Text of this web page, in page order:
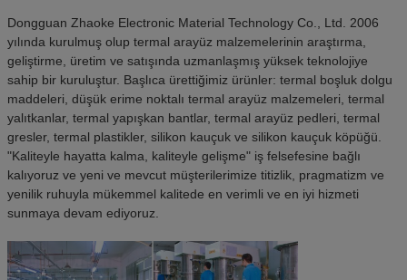
Dongguan Zhaoke Electronic Material Technology Co., Ltd. 2006
yılında kurulmuş olup termal arayüz malzemelerinin araştırma,
geliştirme, üretim ve satışında uzmanlaşmış yüksek teknolojiye
sahip bir kuruluştur. Başlıca ürettiğimiz ürünler: termal boşluk dolgu
maddeleri, düşük erime noktalı termal arayüz malzemeleri, termal
yalıtkanlar, termal yapışkan bantlar, termal arayüz pedleri, termal
gresler, termal plastikler, silikon kauçuk ve silikon kauçuk köpüğü.
"Kaliteyle hayatta kalma, kaliteyle gelişme" iş felsefesine bağlı
kalıyoruz ve yeni ve mevcut müşterilerimize titizlik, pragmatizm ve
yenilik ruhuyla mükemmel kalitede en verimli ve en iyi hizmeti
sunmaya devam ediyoruz.